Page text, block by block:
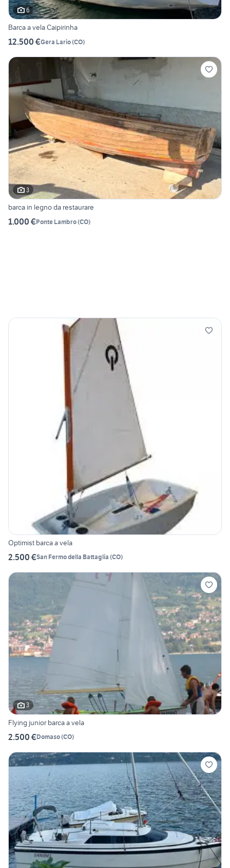
6
Barca a vela Caipirinha
12.500 €Gera Lario(CO)
3
barca in legno da restaurare
1.000 €Ponte Lambro(CO)
Optimist barca a vela
2.500 €San Fermo della Battaglia (CO)
3
Flying junior barca a vela
2.500 €Domaso(CO)